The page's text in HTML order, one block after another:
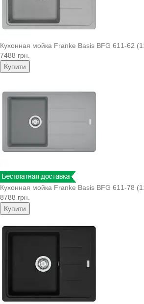
Кухонная мойка Franke Basis BFG 611-62
7488 грн.
Купити
Кухонная мойка Franke Basis BFG 611-78
8788 грн.
Купити